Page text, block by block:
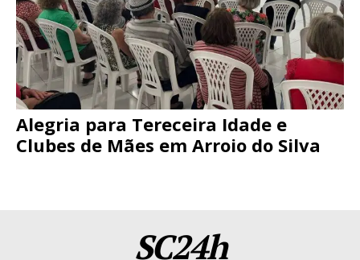
Alegria para Tereceira Idade e
Clubes de Mães em Arroio do Silva
SC24h